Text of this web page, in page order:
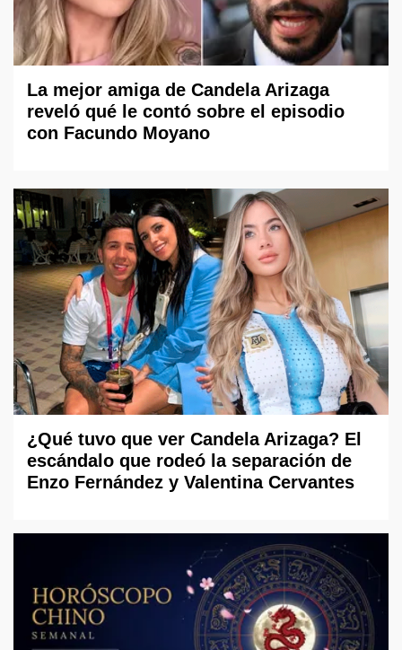
La mejor amiga de Candela Arizaga
reveló qué le contó sobre el episodio
con Facundo Moyano
¿Qué tuvo que ver Candela Arizaga? El
escándalo que rodeó la separación de
Enzo Fernández y Valentina Cervantes